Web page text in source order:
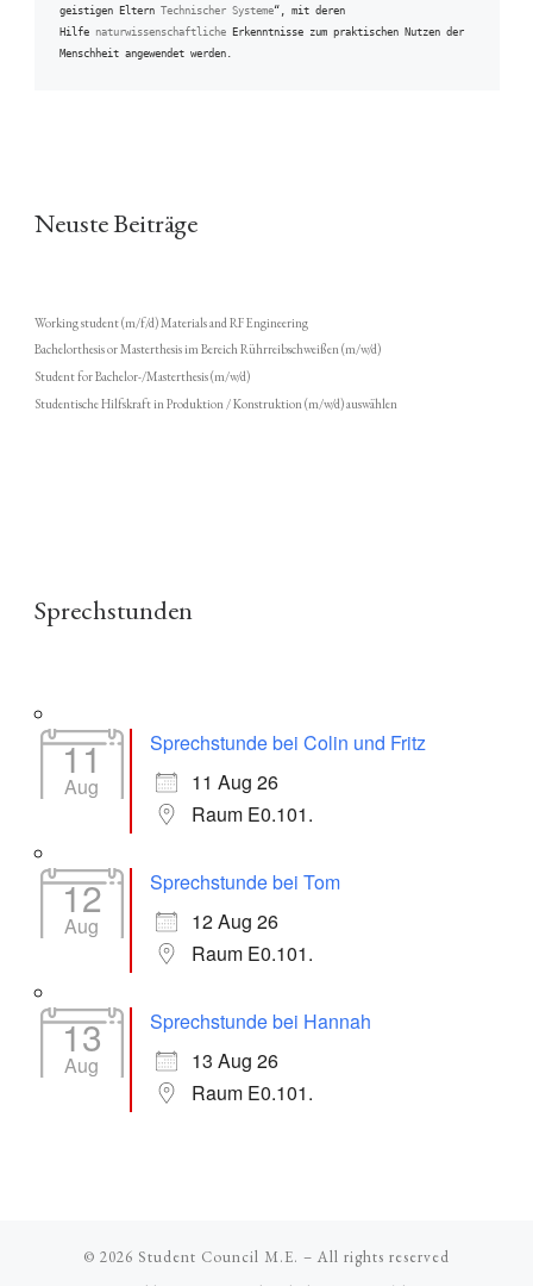
geistigen Eltern Technischer Systeme“, mit deren
Hilfe naturwissenschaftliche Erkenntnisse zum praktischen Nutzen der
Menschheit angewendet werden.
Neuste Beiträge
Working student (m/f/d) Materials and RF Engineering
Bachelorthesis or Masterthesis im Bereich Rührreibschweißen (m/w/d)
Student for Bachelor-/Masterthesis (m/w/d)
Studentische Hilfskraft in Produktion / Konstruktion (m/w/d) auswählen
Sprechstunden
11
Aug
Sprechstunde bei Colin und Fritz
11 Aug 26
Raum E0.101.
12
Aug
Sprechstunde bei Tom
12 Aug 26
Raum E0.101.
13
Aug
Sprechstunde bei Hannah
13 Aug 26
Raum E0.101.
© 2026 Student Council M.E. – All rights reserved